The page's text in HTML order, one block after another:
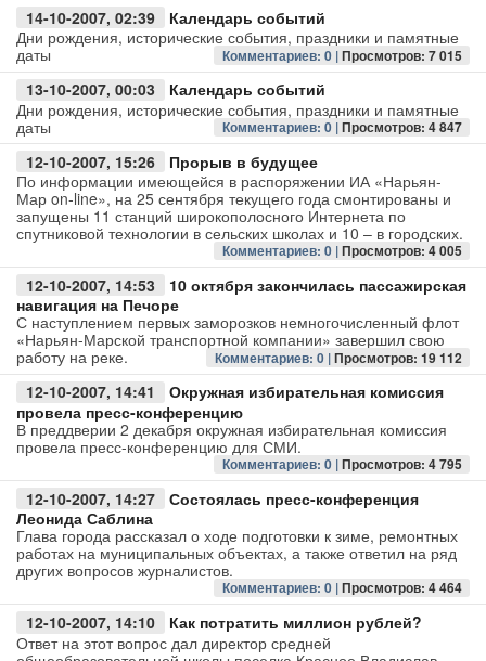
14-10-2007, 02:39
Календарь событий
Дни рождения, исторические события, праздники и памятные
даты
Комментариев: 0 |Просмотров: 7 015
13-10-2007, 00:03
Календарь событий
Дни рождения, исторические события, праздники и памятные
даты
Комментариев: 0 |Просмотров: 4 847
12-10-2007, 15:26
Прорыв в будущее
По информации имеющейся в распоряжении ИА «Нарьян-
Мар on-line», на 25 сентября текущего года смонтированы и
запущены 11 станций широкополосного Интернета по
спутниковой технологии в сельских школах и 10 – в городских.
Комментариев: 0 |Просмотров: 4 005
12-10-2007, 14:53
10 октября закончилась пассажирская
навигация на Печоре
С наступлением первых заморозков немногочисленный флот
«Нарьян-Марской транспортной компании» завершил свою
работу на реке.
Комментариев: 0 |Просмотров: 19 112
12-10-2007, 14:41
Окружная избирательная комиссия
провела пресс-конференцию
В преддверии 2 декабря окружная избирательная комиссия
провела пресс-конференцию для СМИ.
Комментариев: 0 |Просмотров: 4 795
12-10-2007, 14:27
Состоялась пресс-конференция
Леонида Саблина
Глава города рассказал о ходе подготовки к зиме, ремонтных
работах на муниципальных объектах, а также ответил на ряд
других вопросов журналистов.
Комментариев: 0 |Просмотров: 4 464
12-10-2007, 14:10
Как потратить миллион рублей?
Ответ на этот вопрос дал директор средней